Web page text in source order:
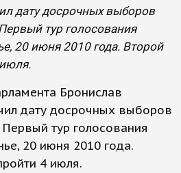
дату досрочных выборов
тур голосования
20 июня 2010 года. Второй
Бронислав
дату досрочных выборов
тур голосования
20 июня 2010 года.
4 июля.